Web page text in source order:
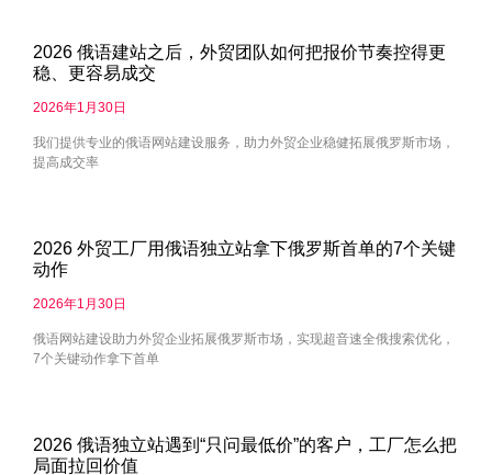
2026 俄语建站之后，外贸团队如何把报价节奏控得更
稳、更容易成交
2026年1月30日
我们提供专业的俄语网站建设服务，助力外贸企业稳健拓展俄罗斯市场，
提高成交率
2026 外贸工厂用俄语独立站拿下俄罗斯首单的7个关键
动作
2026年1月30日
俄语网站建设助力外贸企业拓展俄罗斯市场，实现超音速全俄搜索优化，
7个关键动作拿下首单
2026 俄语独立站遇到“只问最低价”的客户，工厂怎么把
局面拉回价值